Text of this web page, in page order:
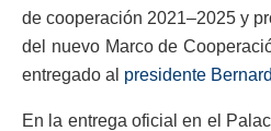
de cooperación 2021–2025 y
del nuevo Marco de
entregado al presidente
En la entrega oficial en el